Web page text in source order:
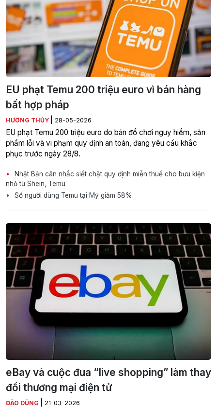
EU phạt Temu 200 triệu euro vì bán hàng
bất hợp pháp
HƯƠNG THỦY 28-05-2026
EU phạt Temu 200 triệu euro do bán đồ chơi nguy hiểm, sản
phẩm lỗi và vi phạm quy định an toàn, đang yêu cầu khắc
phục trước ngày 28/8.
Nhật Bản cân nhắc siết chặt quy định miễn thuế cho bưu kiện
nhỏ từ Shein, Temu
Số người dùng Temu tại Mỹ giảm 58%
eBay và cuộc đua “live shopping” làm thay
đổi thương mại điện tử
ĐÀO DŨNG 21-03-2026